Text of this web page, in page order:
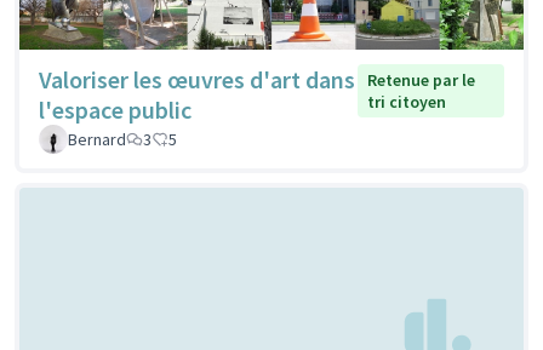
Valoriser les œuvres d'art dans
l'espace public
Retenue par le
tri citoyen
Bernard
3 5